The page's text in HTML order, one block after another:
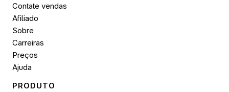
Contate vendas
Afiliado
Sobre
Carreiras
Preços
Ajuda
PRODUTO